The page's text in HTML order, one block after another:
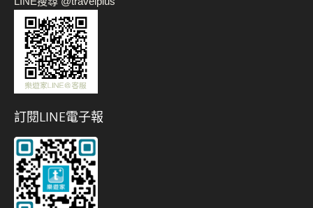
訂閱LINE電子報